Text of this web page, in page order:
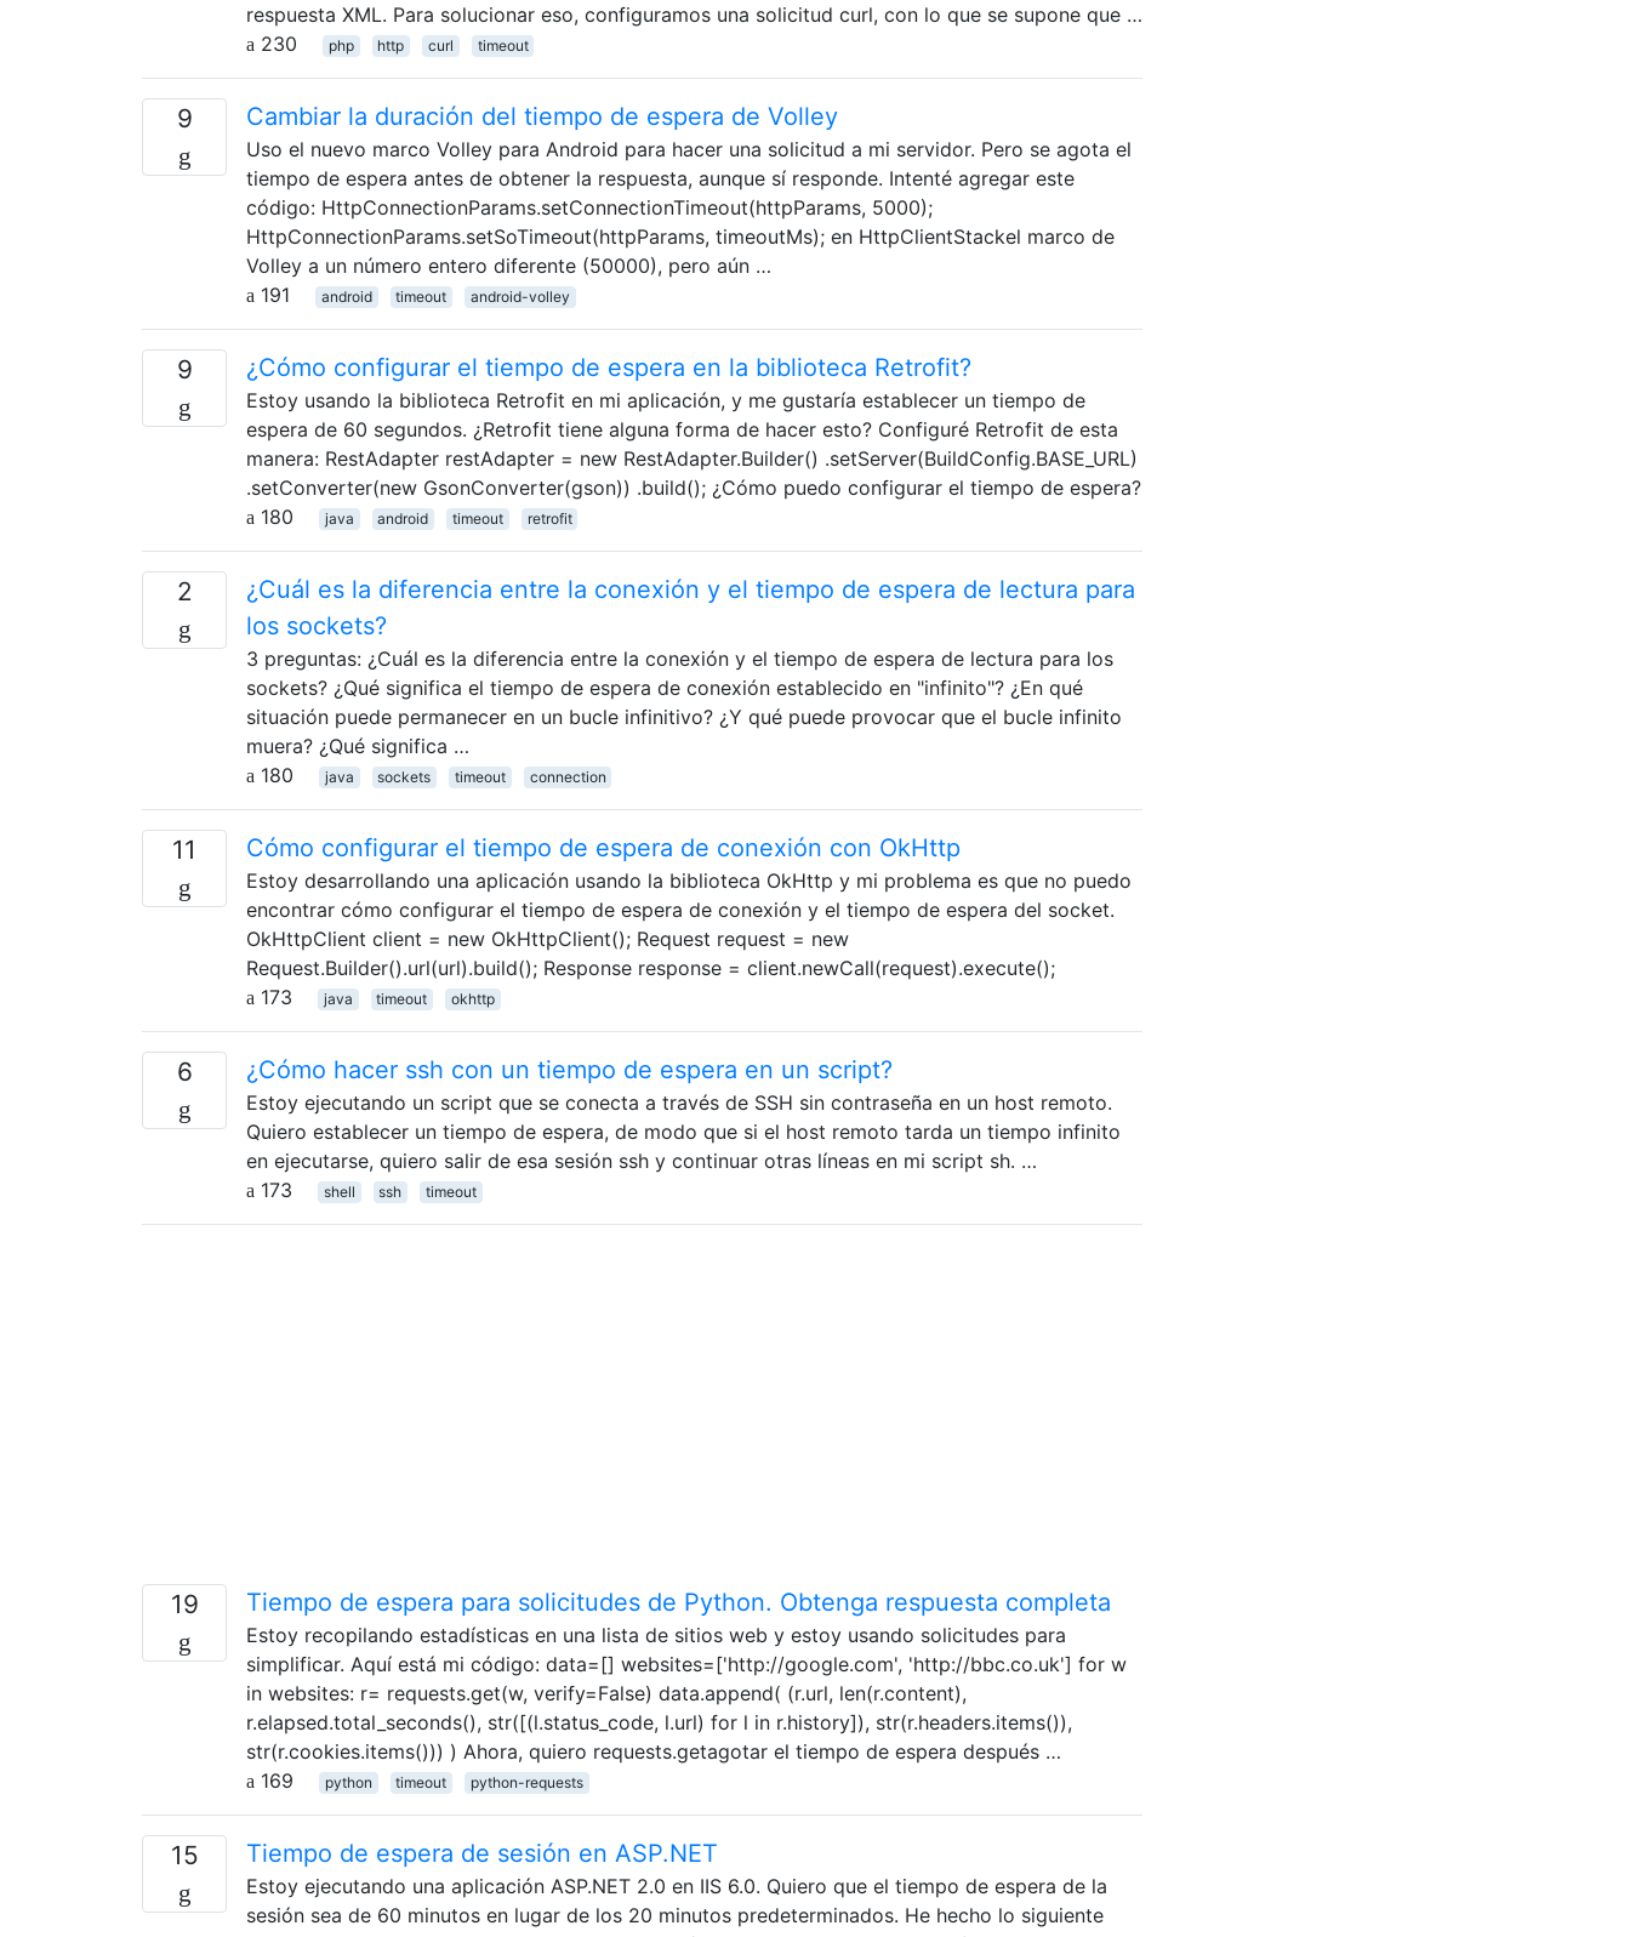
respuesta XML. Para solucionar eso, configuramos una solicitud curl, con lo que se supone que …
230
php http curl timeout
9 Cambiar la duración del tiempo de espera de Volley
Uso el nuevo marco Volley para Android para hacer una solicitud a mi servidor. Pero se agota el
tiempo de espera antes de obtener la respuesta, aunque sí responde. Intenté agregar este
código: HttpConnectionParams.setConnectionTimeout(httpParams, 5000);
HttpConnectionParams.setSoTimeout(httpParams, timeoutMs); en HttpClientStackel marco de
Volley a un número entero diferente (50000), pero aún …
191
android timeout android-volley
9 ¿Cómo configurar el tiempo de espera en la biblioteca Retrofit?
Estoy usando la biblioteca Retrofit en mi aplicación, y me gustaría establecer un tiempo de
espera de 60 segundos. ¿Retrofit tiene alguna forma de hacer esto? Configuré Retrofit de esta
manera: RestAdapter restAdapter = new RestAdapter.Builder() .setServer(BuildConfig.BASE_URL)
.setConverter(new GsonConverter(gson)) .build(); ¿Cómo puedo configurar el tiempo de espera?
180
java android timeout retrofit
2
¿Cuál es la diferencia entre la conexión y el tiempo de espera de lectura para
los sockets?
3 preguntas: ¿Cuál es la diferencia entre la conexión y el tiempo de espera de lectura para los
sockets? ¿Qué significa el tiempo de espera de conexión establecido en "infinito"? ¿En qué
situación puede permanecer en un bucle infinitivo? ¿Y qué puede provocar que el bucle infinito
muera? ¿Qué significa …
180
java sockets timeout connection
11 Cómo configurar el tiempo de espera de conexión con OkHttp
Estoy desarrollando una aplicación usando la biblioteca OkHttp y mi problema es que no puedo
encontrar cómo configurar el tiempo de espera de conexión y el tiempo de espera del socket.
OkHttpClient client = new OkHttpClient(); Request request = new
Request.Builder().url(url).build(); Response response = client.newCall(request).execute();
173
java timeout okhttp
6 ¿Cómo hacer ssh con un tiempo de espera en un script?
Estoy ejecutando un script que se conecta a través de SSH sin contraseña en un host remoto.
Quiero establecer un tiempo de espera, de modo que si el host remoto tarda un tiempo infinito
en ejecutarse, quiero salir de esa sesión ssh y continuar otras líneas en mi script sh. …
173
shell ssh timeout
19 Tiempo de espera para solicitudes de Python. Obtenga respuesta completa
Estoy recopilando estadísticas en una lista de sitios web y estoy usando solicitudes para
simplificar. Aquí está mi código: data=[] websites=['http://google.com', 'http://bbc.co.uk'] for w
in websites: r= requests.get(w, verify=False) data.append( (r.url, len(r.content),
r.elapsed.total_seconds(), str([(l.status_code, l.url) for l in r.history]), str(r.headers.items()),
str(r.cookies.items())) ) Ahora, quiero requests.getagotar el tiempo de espera después …
169
python timeout python-requests
15 Tiempo de espera de sesión en ASP.NET
Estoy ejecutando una aplicación ASP.NET 2.0 en IIS 6.0. Quiero que el tiempo de espera de la
sesión sea de 60 minutos en lugar de los 20 minutos predeterminados. He hecho lo siguiente